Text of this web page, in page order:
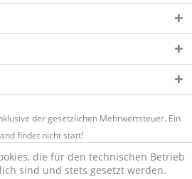
der gesetzlichen Mehrwertsteuer. Ein
findet nicht statt!
die für den technischen Betrieb
sind und stets gesetzt werden.